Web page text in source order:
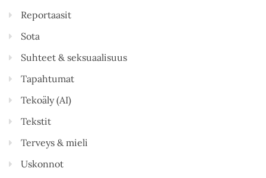
Reportaasit
Sota
Suhteet & seksuaalisuus
Tapahtumat
Tekoäly (AI)
Tekstit
Terveys & mieli
Uskonnot